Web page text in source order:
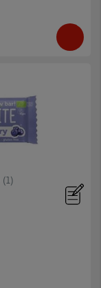
(1)